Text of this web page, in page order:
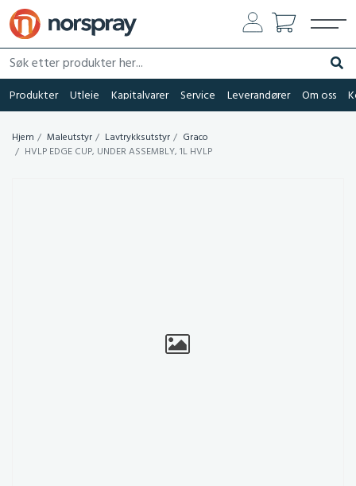
Søk etter produkter her...
Søk
Produkter Utleie Kapitalvarer Service Leverandører Om oss
Hjem Maleutstyr Lavtrykksutstyr
Graco
HVLP EDGE CUP, UNDER ASSEMBLY, 1L HVLP